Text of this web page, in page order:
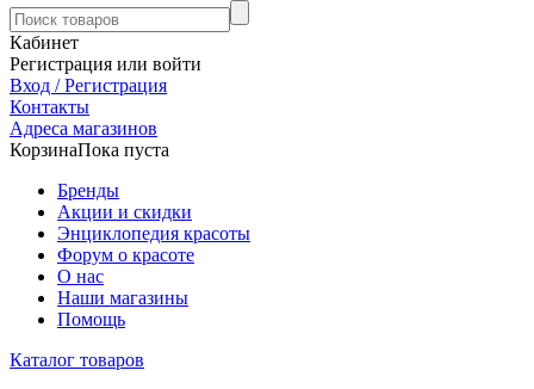
Кабинет
Регистрация или войти
Вход / Регистрация
Контакты
Адреса магазинов
КорзинаПока пуста
Бренды
Акции и скидки
Энциклопедия красоты
Форум о красоте
О нас
Наши магазины
Помощь
Каталог товаров